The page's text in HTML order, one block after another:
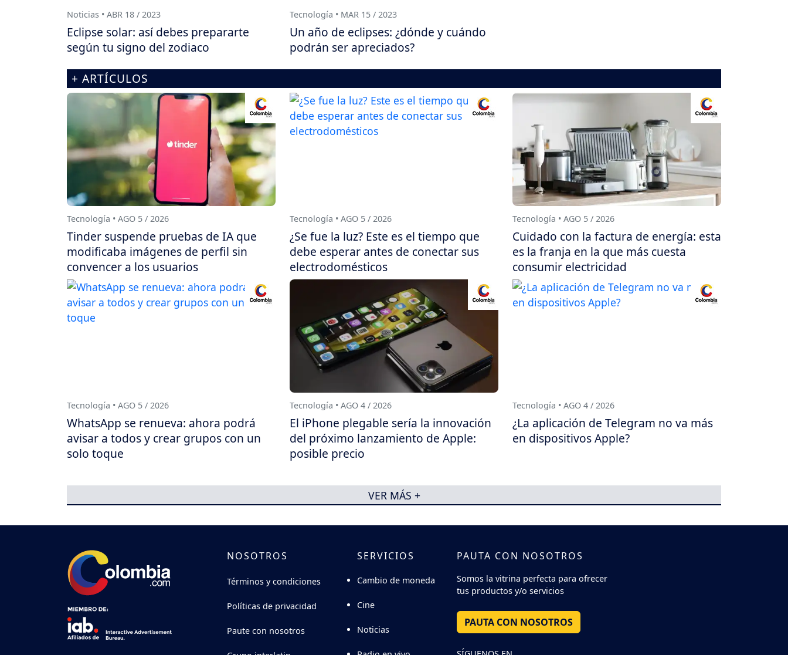
Noticias • ABR 18 / 2023
Eclipse solar: así debes prepararte
según tu signo del zodiaco
Tecnología • MAR 15 / 2023
Un año de eclipses: ¿dónde y cuándo
podrán ser apreciados?
+ ARTÍCULOS
Tecnología • AGO 5 / 2026
Tinder suspende pruebas de IA que
modificaba imágenes de perfil sin
convencer a los usuarios
Tecnología • AGO 5 / 2026
¿Se fue la luz? Este es el tiempo que
debe esperar antes de conectar sus
electrodomésticos
Tecnología • AGO 5 / 2026
Cuidado con la factura de energía: esta
es la franja en la que más cuesta
consumir electricidad
Tecnología • AGO 5 / 2026
WhatsApp se renueva: ahora podrá
avisar a todos y crear grupos con un
solo toque
Tecnología • AGO 4 / 2026
El iPhone plegable sería la innovación
del próximo lanzamiento de Apple:
posible precio
Tecnología • AGO 4 / 2026
¿La aplicación de Telegram no va más
en dispositivos Apple?
VER MÁS +
NOSOTROS
Términos y condiciones
Políticas de privacidad
Paute con nosotros
SERVICIOS
Cambio de moneda
Cine
Noticias
PAUTA CON NOSOTROS
Somos la vitrina perfecta para ofrecer
tus productos y/o servicios
PAUTA CON NOSOTROS